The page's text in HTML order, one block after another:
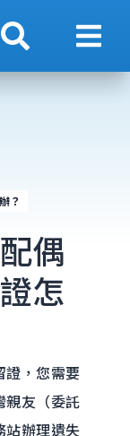
搜索 顯示
？
偶
怎
證，您需要
親友（委託
站辦理遺失